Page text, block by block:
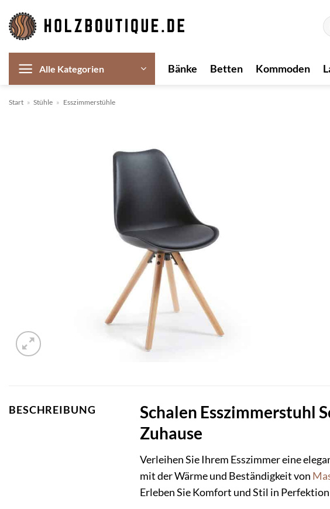
Inhalt
springen
Alle Kategorien Bänke Betten Kommoden
Start » Stühle » Esszimmerstühle
BESCHREIBUNG
Schalen Esszimmerstuhl
Zuhause
Verleihen Sie Ihrem Esszimmer eine
mit der Wärme und Beständigkeit von
Erleben Sie Komfort und Stil in